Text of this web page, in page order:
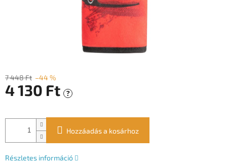
7 448 Ft –44 %
4 130 Ft ?
Hozzáadás a kosárhoz
Részletes információ